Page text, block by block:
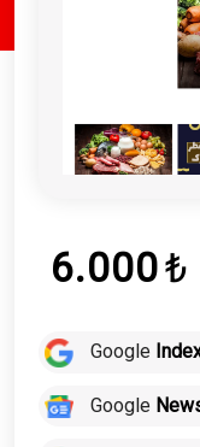
6.000₺
Google
Google